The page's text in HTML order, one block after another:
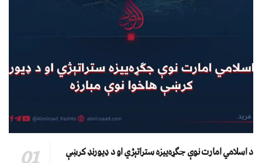
د اسلامي امارت نوې جګړه‌ییزه ستراتېژي او د ډیورنډ کرښې